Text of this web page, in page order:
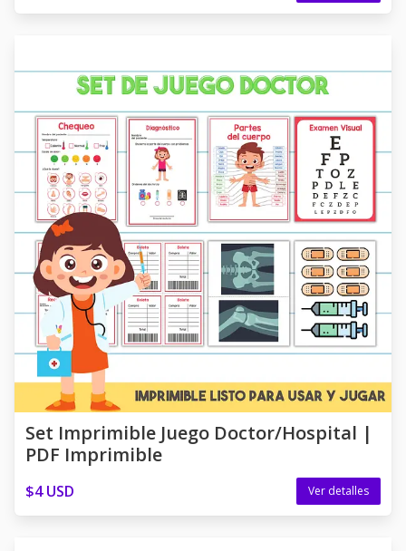
Set Imprimible Juego Doctor/Hospital |
PDF Imprimible
$4 USD Ver detalles